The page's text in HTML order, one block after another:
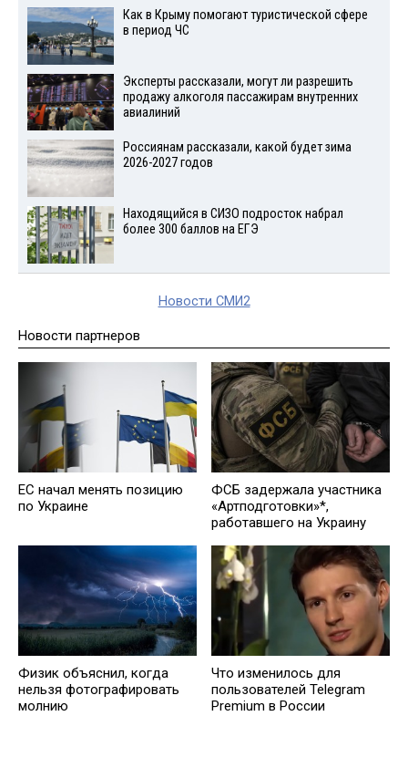
Как в Крыму помогают туристической сфере
в период ЧС
Эксперты рассказали, могут ли разрешить
продажу алкоголя пассажирам внутренних
авиалиний
Россиянам рассказали, какой будет зима
2026-2027 годов
Находящийся в СИЗО подросток набрал
более 300 баллов на ЕГЭ
Новости СМИ2
Новости партнеров
ЕС начал менять позицию
по Украине
ФСБ задержала участника
«Артподготовки»*,
работавшего на Украину
Физик объяснил, когда
нельзя фотографировать
молнию
Что изменилось для
пользователей Telegram
Premium в России